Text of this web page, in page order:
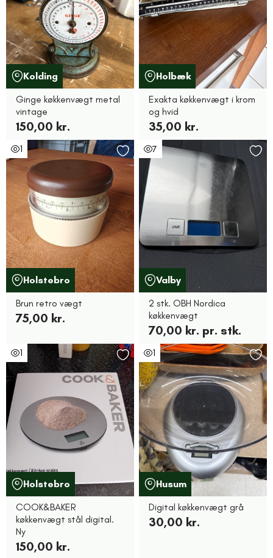
Kolding
Ginge køkkenvægt metal
vintage
150,00 kr.
Holbæk
Exakta køkkenvægt i krom
og hvid
35,00 kr.
1
Holstebro
Brun retro vægt
75,00 kr.
7
Valby
2 stk. OBH Nordica
køkkenvægt
70,00 kr. pr. stk.
1
Holstebro
COOK&BAKER
køkkenvægt stål digital.
Ny
150,00 kr.
1
Husum
Digital køkkenvægt grå
30,00 kr.